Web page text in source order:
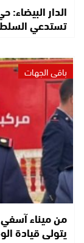
الدار
تستدعي
باقي الجهات
من ميناء
يتولى قيادة